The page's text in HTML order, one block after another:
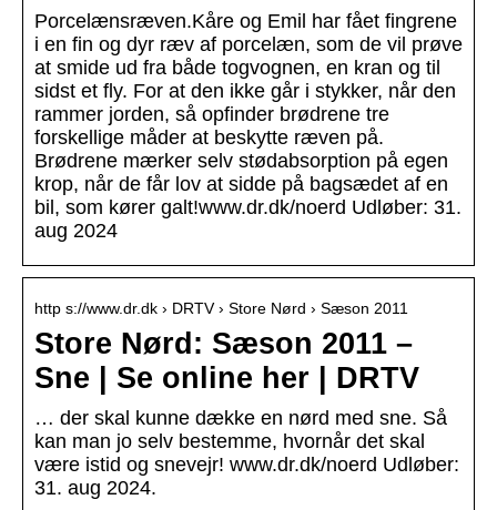
Porcelænsræven.Kåre og Emil har fået fingrene
i en fin og dyr ræv af porcelæn, som de vil prøve
at smide ud fra både togvognen, en kran og til
sidst et fly. For at den ikke går i stykker, når den
rammer jorden, så opfinder brødrene tre
forskellige måder at beskytte ræven på.
Brødrene mærker selv stødabsorption på egen
krop, når de får lov at sidde på bagsædet af en
bil, som kører galt!www.dr.dk/noerd Udløber: 31.
aug 2024
http s://www.dr.dk › DRTV › Store Nørd › Sæson 2011
Store Nørd: Sæson 2011 –
Sne | Se online her | DRTV
… der skal kunne dække en nørd med sne. Så
kan man jo selv bestemme, hvornår det skal
være istid og snevejr! www.dr.dk/noerd Udløber:
31. aug 2024.